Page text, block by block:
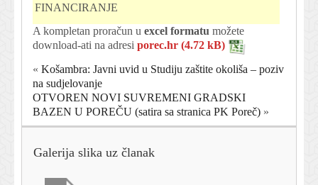
FINANCIRANJE
A kompletan proračun u excel formatu možete
download-ati na adresi porec.hr
« Košambra: Javni uvid u Studiju zaštite okoliša – poziv
na sudjelovanje
OTVOREN NOVI SUVREMENI GRADSKI
BAZEN U POREČU (satira sa stranica PK Poreč) »
Galerija slika uz članak